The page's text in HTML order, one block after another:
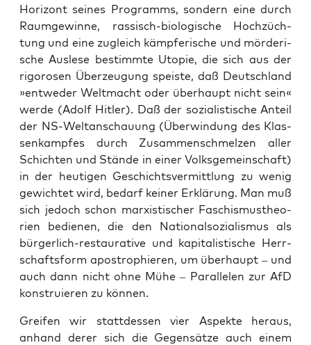
Hori­zont sei­nes Pro­gramms, son­dern eine durch
Raum­ge­win­ne, ras­sisch-bio­lo­gi­sche Hoch­züch­
tung und eine zugleich kämp­fe­ri­sche und mör­de­ri­
sche Aus­le­se bestimm­te Uto­pie, die sich aus der
rigo­ro­sen Über­zeu­gung speis­te, daß Deutsch­land
»ent­we­der Welt­macht oder über­haupt nicht sein«
wer­de (Adolf Hit­ler). Daß der sozia­lis­ti­sche Anteil
der NS-Welt­an­schau­ung (Über­win­dung des Klas­
sen­kamp­fes durch Zusam­men­schmel­zen aller
Schich­ten und Stän­de in einer Volks­ge­mein­schaft)
in der heu­ti­gen Geschichts­ver­mitt­lung zu wenig
gewich­tet wird, bedarf kei­ner Erklä­rung. Man muß
sich jedoch schon mar­xis­ti­scher Faschis­mus­theo­
rien bedie­nen, die den Natio­nal­so­zia­lis­mus als
bür­ger­lich-restau­ra­ti­ve und kapi­ta­lis­ti­sche Herr­
schafts­form apo­stro­phie­ren, um über­haupt – und
auch dann nicht ohne Mühe – Par­al­le­len zur AfD
kon­stru­ie­ren zu können.
Grei­fen wir statt­des­sen vier Aspek­te her­aus,
anhand derer sich die Gegen­sät­ze auch einem